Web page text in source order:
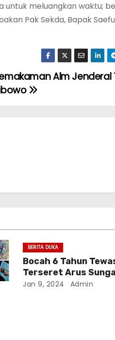
untuk meluangkan waktu;
Pak Sekda, Bapak
Alm Jenderal
BERITA DUKA
Bocah 6 Tahun
Terseret Arus
Hujan Deras
Jan 9, 2024 Admin